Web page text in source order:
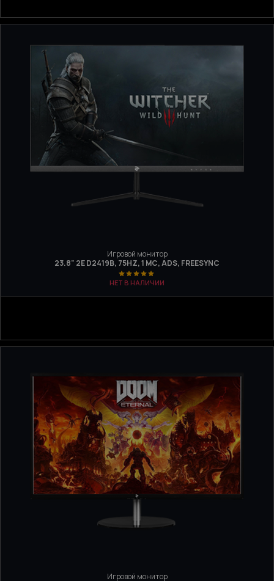
Игровой монитор
23.8" 2E D2419B, 75HZ, 1 МС, ADS, FREESYNC
НЕТ В НАЛИЧИИ
Игровой монитор